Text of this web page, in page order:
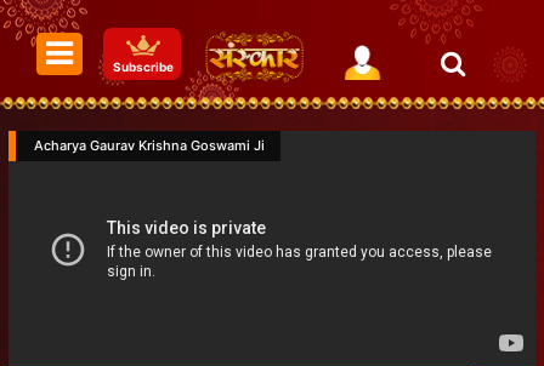
Subscribe
Acharya Gaurav Krishna Goswami Ji